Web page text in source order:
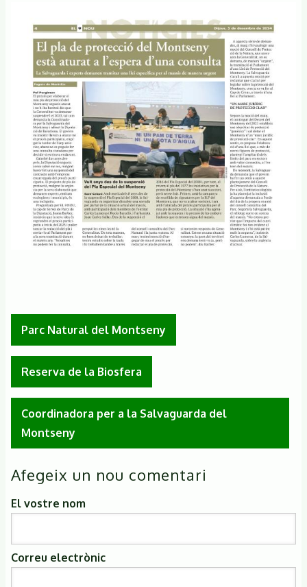
Parc Natural del Montseny
Reserva de la Biosfera
Coordinadora per a la Salvaguarda del
Montseny
Afegeix un nou comentari
El vostre nom
Correu electrònic